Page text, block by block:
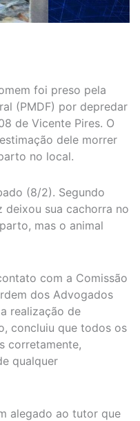
foi preso pela
(PMDF) por depredar
de Vicente Pires. O
dele morrer
no local.
(8/2). Segundo
deixou sua cachorra no
mas o animal
com a Comissão
dos Advogados
realização de
concluiu que todos os
corretamente,
qualquer
alegado ao tutor que